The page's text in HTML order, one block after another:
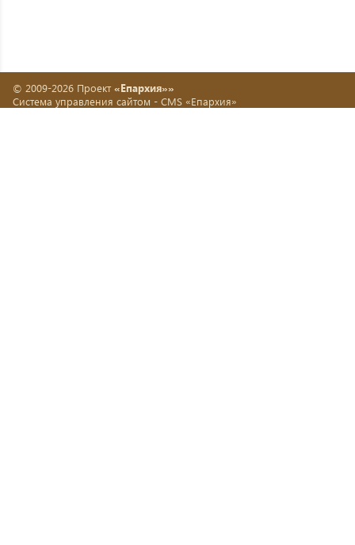
© 2009-2026 Проект «Епархия»»
Система управления сайтом - CMS «Епархия»